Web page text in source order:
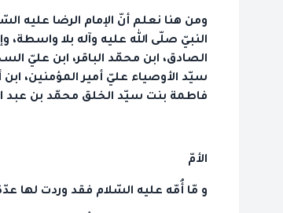
ومن هنا نعلم أنّ الإمام الرضا عليه
النبيّ صلّى الله عليه وآله بلا واسطة،
الصادق، ابن محمّد الباقر، ابن عليّ
سيّد الأوصياء عليّ أمير المؤمنين،
فاطمة بنت سيّد الخلق محمّد بن عبد
الأمّ
و مّا أُمّه عليه السّلام فقد وردت لها